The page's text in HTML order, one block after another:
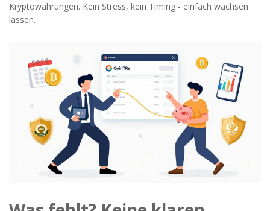
Kryptowährungen. Kein Stress, kein Timing - einfach wachsen
lassen.